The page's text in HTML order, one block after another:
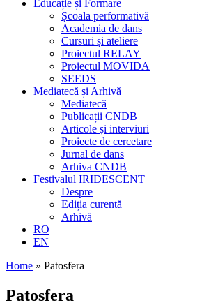
Educație și Formare
Școala performativă
Academia de dans
Cursuri și ateliere
Proiectul RELAY
Proiectul MOVIDA
SEEDS
Mediatecă și Arhivă
Mediatecă
Publicații CNDB
Articole și interviuri
Proiecte de cercetare
Jurnal de dans
Arhiva CNDB
Festivalul IRIDESCENT
Despre
Ediția curentă
Arhivă
RO
EN
Home » Patosfera
Patosfera